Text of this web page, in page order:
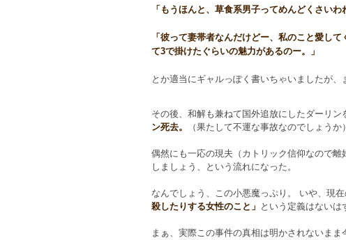
「もうほんと、草食系男子ってめんどくさいわ
「彼って妻帯者なんだけどー、私のこと愛し
て3で掛けたぐらいの魅力があるのー。」
とか適当にギャルっぽく書いちゃいましたが
その後、和解も兼ねて国外追放にしたダーリ
ン死去。
（果たして不運な事故なのでしょうか）
偶然にも一応の現夫（カトリック信仰なので
しましょう、という流れになった。
なんでしょう、この小悪魔っぷり。 いや、現
殺したりする女性のこと」 という定義はないは
まぁ、実際この事件の真相は明かされないま